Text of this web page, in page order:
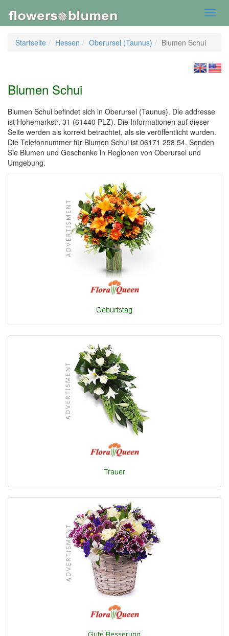
Startseite
Hessen Oberursel (Taunus) Blumen Schui
Blumen Schui
Blumen Schui befindet sich in Oberursel (Taunus). Die addresse
ist Hohemarkstr. 31 (61440 PLZ). Die Informationen auf dieser
Seite werden als korrekt betrachtet, als sie veröffentlicht wurden.
Die Telefonnummer für Blumen Schui ist 06171 258 54. Senden
Sie Blumen und Geschenke in Regionen von Oberursel und
Umgebung.